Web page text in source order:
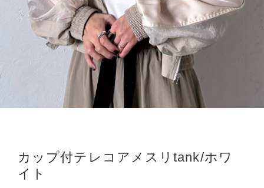
カップ付テレコアメスリtank/ホワ
イト